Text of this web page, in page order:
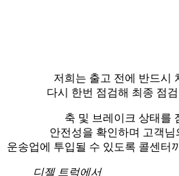
저희는 출고 전에 반드시
다시 한번 점검해 최종 점
축 및 브레이크 상태를
안전성을 확인하며 고객님
운송업에 투입될 수 있도록 콜센터
디젤 트럭에서